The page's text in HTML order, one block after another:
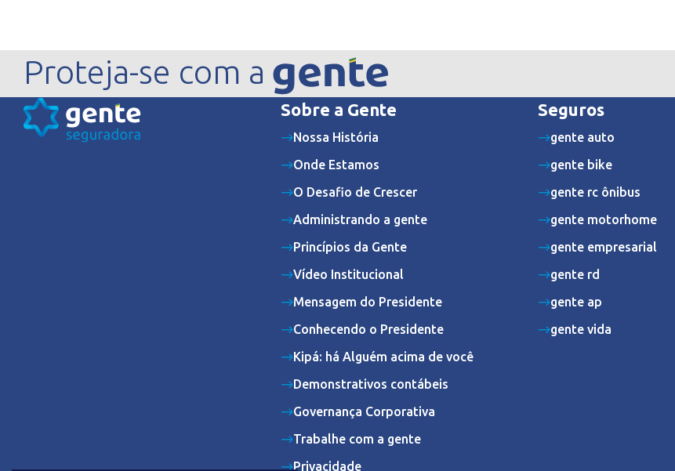
Proteja-se com a
Sobre a Gente
Nossa História
Onde Estamos
O Desafio de Crescer
Administrando a gente
Princípios da Gente
Vídeo Institucional
Mensagem do Presidente
Conhecendo o Presidente
Kipá: há Alguém acima de você
Demonstrativos contábeis
Governança Corporativa
Trabalhe com a gente
Privacidade
Seguros
gente auto
gente bike
gente rc ônibus
gente motorhome
gente empresarial
gente rd
gente ap
gente vida